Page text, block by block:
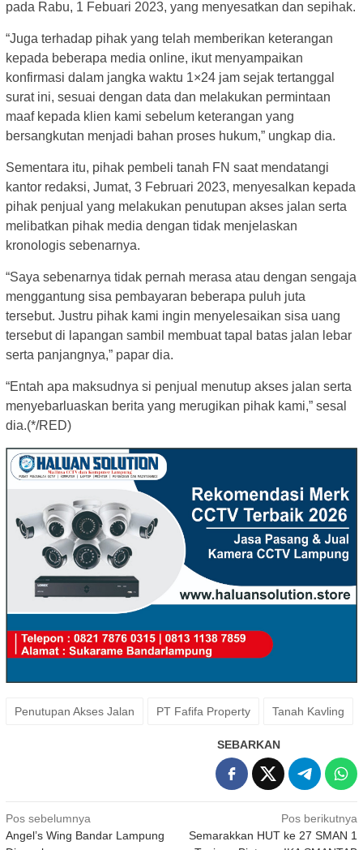
pada Rabu, 1 Febuari 2023, yang menyesatkan dan sepihak.
“Juga terhadap pihak yang telah memberikan keterangan
kepada beberapa media online, ikut menyampaikan
konfirmasi dalam jangka waktu 1×24 jam sejak tertanggal
surat ini, sesuai dengan data dan melakukan permintaan
maaf kepada klien kami sebelum keterangan yang
bersangkutan menjadi bahan proses hukum,” ungkap dia.
Sementara itu, pihak pembeli tanah FN saat mendatangi
kantor redaksi, Jumat, 3 Februari 2023, menyesalkan kepada
pihak penjual yang melakukan penutupan akses jalan serta
melibatkan pihak media dengan tidak menjelaskan
kronologis sebenarnya.
“Saya sebenarnya tidak pernah merasa atau dengan sengaja
menggantung sisa pembayaran beberapa puluh juta
tersebut. Justru pihak kami ingin menyelesaikan sisa uang
tersebut di lapangan sambil membuat tapal batas jalan lebar
serta panjangnya,” papar dia.
“Entah apa maksudnya si penjual menutup akses jalan serta
menyebarluaskan berita yang merugikan pihak kami,” sesal
dia.(*/RED)
Penutupan Akses Jalan PT Fafifa Property Tanah Kavling
SEBARKAN
Navigasi
Pos sebelumnya
Angel’s Wing Bandar Lampung
Pos berikutnya
Semarakkan HUT ke 27 SMAN 1